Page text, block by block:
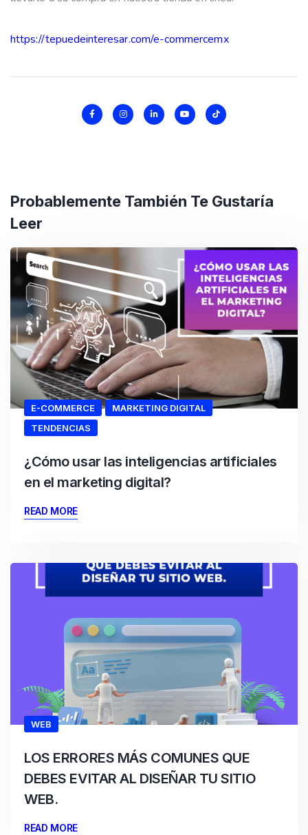
https://tepuedeinteresar.com/e-commercemx
Probablemente También Te Gustaría
Leer
E-COMMERCE
MARKETING DIGITAL
TENDENCIAS
¿Cómo usar las inteligencias artificiales
en el marketing digital?
READ MORE
WEB
LOS ERRORES MÁS COMUNES QUE
DEBES EVITAR AL DISEÑAR TU SITIO
WEB.
READ MORE